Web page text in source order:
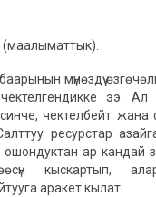
(маалыматтык).
мүнөздүү
ээ.
чектелбейт жана
ресурстар
ошондуктан ар кандай
кыскартып,
аракет кылат.